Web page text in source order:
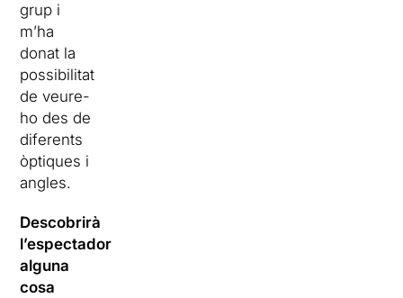
grup i
m’ha
donat la
possibilitat
de veure-
ho des de
diferents
òptiques i
angles.
Descobrirà
l’espectador
alguna
cosa